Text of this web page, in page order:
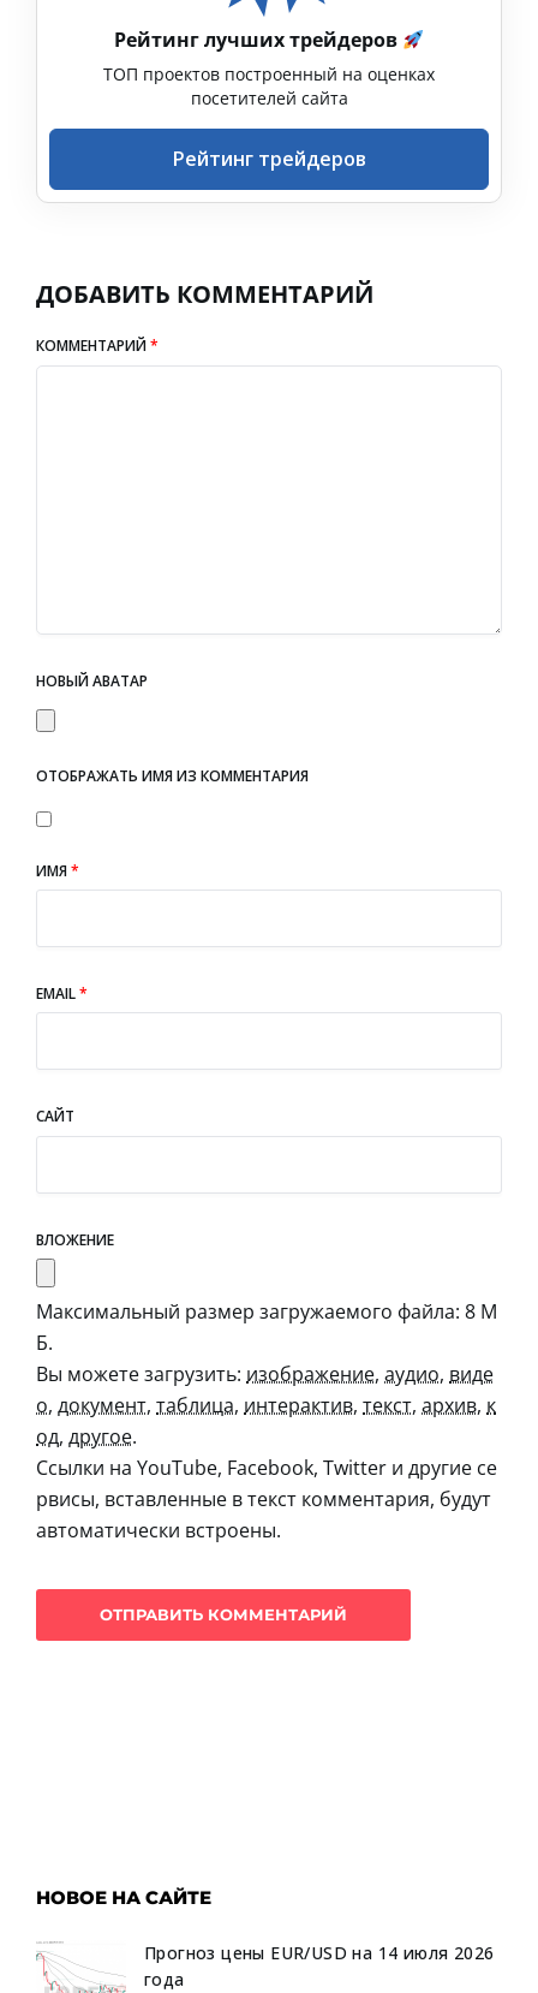
Рейтинг лучших трейдеров
ТОП проектов построенный на оценках
посетителей сайта
Рейтинг трейдеров
ДОБАВИТЬ КОММЕНТАРИЙ
КОММЕНТАРИЙ*
НОВЫЙ АВАТАР
ОТОБРАЖАТЬ ИМЯ ИЗ КОММЕНТАРИЯ
ИМЯ*
EMAIL*
САЙТ
ВЛОЖЕНИЕ
Максимальный размер загружаемого файла: 8 М
Б.
Вы можете загрузить: изображение, аудио, виде
о, документ, таблица, интерактив, текст, архив, к
од, другое.
Ссылки на YouTube, Facebook, Twitter и другие се
рвисы, вставленные в текст комментария, будут
автоматически встроены.
НОВОЕ НА САЙТЕ
Прогноз цены EUR/USD на 14 июля 2026
года